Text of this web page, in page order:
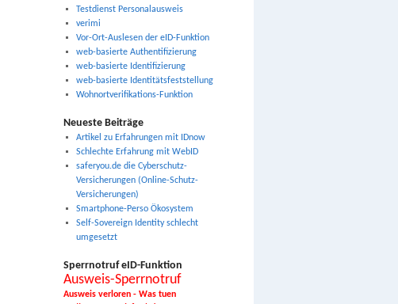
Testdienst Personalausweis
verimi
Vor-Ort-Auslesen der eID-Funktion
web-basierte Authentifizierung
web-basierte Identifizierung
web-basierte Identitätsfeststellung
Wohnortverifikations-Funktion
Neueste Beiträge
Artikel zu Erfahrungen mit IDnow
Schlechte Erfahrung mit WebID
saferyou.de die Cyberschutz-
Versicherungen (Online-Schutz-
Versicherungen)
Smartphone-Perso Ökosystem
Self-Sovereign Identity schlecht
umgesetzt
Sperrnotruf eID-Funktion
Ausweis-Sperrnotruf
Ausweis verloren - Was tuen